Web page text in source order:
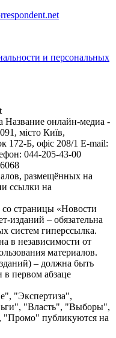
и персональных
Название онлайн-медиа -
місто Київ,
Б, офіс 208/1 E-mail:
044-205-43-00
размещённых на
ссылки на
страницы «Новости
изданий – обязательна
систем гиперссылка.
в независимости от
материалов.
– должна быть
в первом абзаце
"Экспертиза",
"Власть", "Выборы",
"Промо" публикуются на